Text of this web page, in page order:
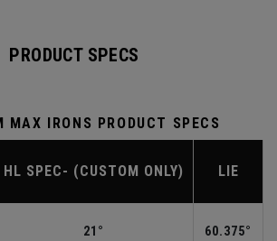
PRODUCT SPECS
MAX IRONS PRODUCT SPECS
HL SPEC- (CUSTOM ONLY) LIE
21° 60.375°